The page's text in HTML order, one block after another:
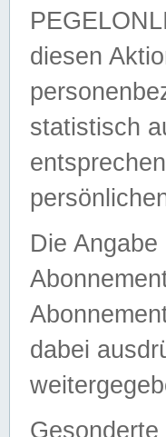
diesen
statistisch
Die
dabei